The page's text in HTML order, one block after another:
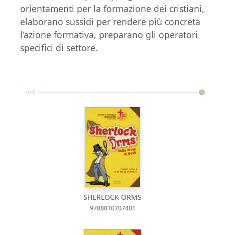
orientamenti per la formazione dei cristiani,
elaborano sussidi per rendere più concreta
l’azione formativa, preparano gli operatori
specifici di settore.
SHERLOCK ORMS
9788810707401